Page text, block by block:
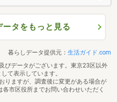
タをもっと見る
暮らしデータ提供元： 生活ガイド.com
びデータがございます。東京23区以外
て表示しています。
りますが、調査後に変更がある場合が
市区役所までお問い合わせいただく